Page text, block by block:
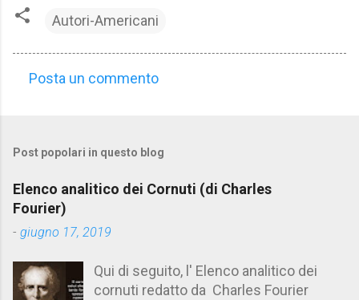
Autori-Americani
m
e
n
t
Posta un commento
Post popolari in questo blog
Elenco analitico dei Cornuti (di Charles
Fourier)
- giugno 17, 2019
Qui di seguito, l' Elenco analitico dei
cornuti redatto da Charles Fourier